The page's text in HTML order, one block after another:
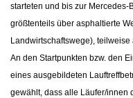
starteten und bis zur Mercedes-
größtenteils über asphaltierte
Landwirtschaftswege),
An den Startpunkten bzw. den
eines ausgebildeten
gewählt, dass alle Läufer/innen